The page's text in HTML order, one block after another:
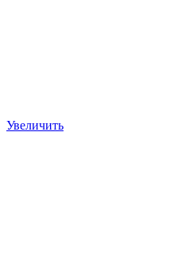
Увеличить